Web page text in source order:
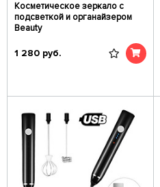
Косметическое зеркало с
подсветкой и органайзером
Beauty
1 280 руб.